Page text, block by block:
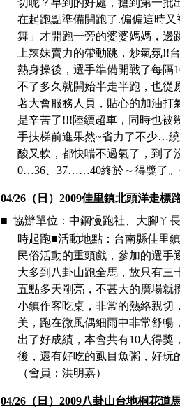
切呢 ？早到的好處，搶到第一批
在起跑點準備開跑了.偏偏這時
舞」才開跑一旁的婆婆媽媽，
上辣妹賣力的帶動跳，炒氣氛!!
熱身操後，選手準備開戰了每隔
不了多久就開始半走半跑，也從
著大會服務人員，貼心的加油打
是辛苦了!!!陸續超車，同時也被
手扶梯前進果然~省力了不少…繞
酸又軟，都快喘不過氣了，到
0…36 37……40終於～得獎了
04/26 （日） 2009佳里鎮北頭洋走標
■ 協辦單位：中鋼慢跑社、大腳ㄚ
時起跑■活動地點：台南縣佳里
民俗活動的重頭戲，參加的選
大多到八卦山跑全馬，故只有三
五點多天剛亮，不甚大的廣場就
小鎮作客吃桌，非常的熱絡親切
美，跑在微風偶細雨中非常舒暢
出了好成績，本會共有10人得獎
後，還有好吃的虱目魚粥，好玩
（會員：洪明嘉）
04/26 （日） 2009八卦山台地桐花道